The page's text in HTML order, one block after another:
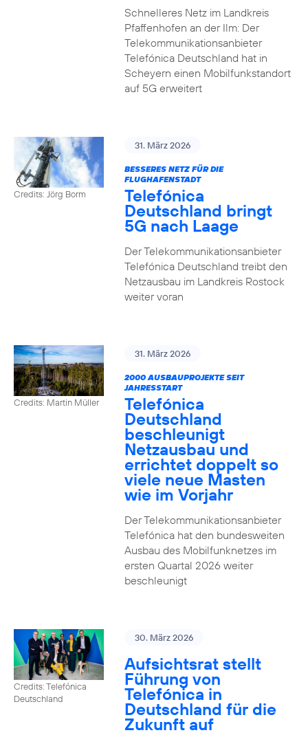
Schnelleres Netz im Landkreis
Pfaffenhofen an der Ilm: Der
Telekommunikationsanbieter
Telefónica Deutschland hat in
Scheyern einen Mobilfunkstandort
auf 5G erweitert
Credits: Jörg Borm
31. März 2026
BESSERES NETZ FÜR DIE
FLUGHAFENSTADT
Telefónica
Deutschland bringt
5G nach Laage
Der Telekommunikationsanbieter
Telefónica Deutschland treibt den
Netzausbau im Landkreis Rostock
weiter voran
Credits: Martin Müller
31. März 2026
2000 AUSBAUPROJEKTE SEIT
JAHRESSTART
Telefónica
Deutschland
beschleunigt
Netzausbau und
errichtet doppelt so
viele neue Masten
wie im Vorjahr
Der Telekommunikationsanbieter
Telefónica hat den bundesweiten
Ausbau des Mobilfunknetzes im
ersten Quartal 2026 weiter
beschleunigt
Credits: Telefónica
Deutschland
30. März 2026
Aufsichtsrat stellt
Führung von
Telefónica in
Deutschland für die
Zukunft auf